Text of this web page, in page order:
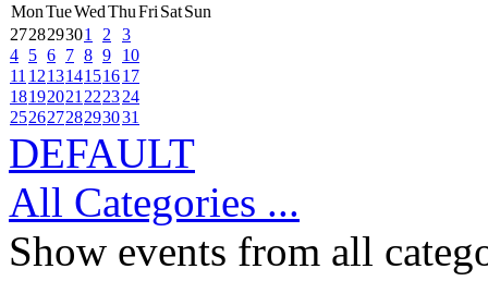
MonTueWedThuFri SatSun
272829301 2
3
4 5 6 7 8 9
10
11 121314151617
18192021 222324
25262728293031
DEFAULT
All Categories ...
Show events from all